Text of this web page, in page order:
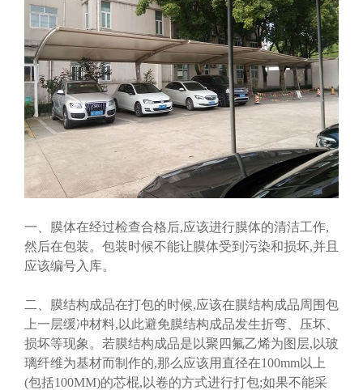
一、膜体在经过检查合格后,应该进行膜体的清洁工作,
然后在包装。包装时候不能让膜体受到污染和损坏,并且
应该编号入库。
二、膜结构成品在打包的时候,应该在膜结构成品周围包
上一层缓冲材料,以此避免膜结构成品发生折弯、压坏、
损坏等现象。若膜结构成品是以聚四氟乙烯为图层,以玻
璃纤维为基材而制作的,那么应该用直径在100mm以上
(包括100MM)的芯棍,以卷的方式进行打包;如果不能采